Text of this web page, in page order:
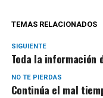
TEMAS RELACIONADOS
SIGUIENTE
Toda la información
NO TE PIERDAS
Continúa el mal